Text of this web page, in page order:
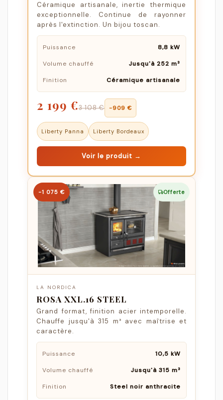
Céramique artisanale, inertie thermique
exceptionnelle. Continue de rayonner
après l'extinction. Un bijou toscan.
Puissance 8,8 kW
Volume chauffé Jusqu'à 252 m³
Finition Céramique artisanale
2 199 €3 108 € −909 €
Liberty Panna Liberty Bordeaux
Voir le produit →
−1 075 € Offerte
LA NORDICA
ROSA XXL.16 STEEL
Grand format, finition acier intemporelle.
Chauffe jusqu'à 315 m³ avec maîtrise et
caractère.
Puissance 10,5 kW
Volume chauffé Jusqu'à 315 m³
Finition Steel noir anthracite